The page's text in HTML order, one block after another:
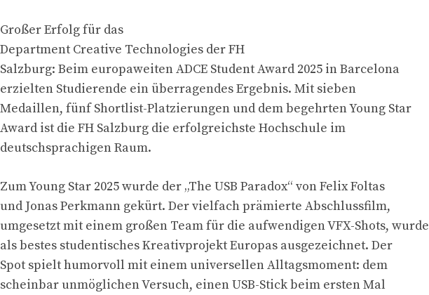
Großer Erfolg für das
Department Creative Technologies der FH
Salzburg: Beim europaweiten ADCE Student Award 2025 in Barcelona
erzielten Studierende ein überragendes Ergebnis. Mit sieben
Medaillen, fünf Shortlist-Platzierungen und dem begehrten Young Star
Award ist die FH Salzburg die erfolgreichste Hochschule im
deutschsprachigen Raum.
Zum Young Star 2025 wurde der „The USB Paradox“ von Felix Foltas
und Jonas Perkmann gekürt. Der vielfach prämierte Abschlussfilm,
umgesetzt mit einem großen Team für die aufwendigen VFX-Shots, wurde
als bestes studentisches Kreativprojekt Europas ausgezeichnet. Der
Spot spielt humorvoll mit einem universellen Alltagsmoment: dem
scheinbar unmöglichen Versuch, einen USB-Stick beim ersten Mal